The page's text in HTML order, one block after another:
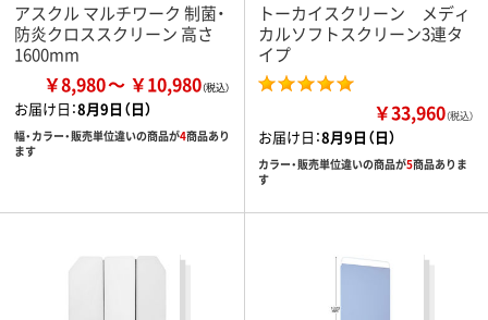
アスクル マルチワーク 制菌・
防炎クロススクリーン 高さ
1600mm
￥8,980 ￥10,980
お届け日：8月9日（日）
幅・カラー・販売単位違いの商品が4商品あり
ます
トーカイスクリーン メディ
カルソフトスクリーン3連タ
イプ
￥33,960（税込）
お届け日：8月9日（日）
カラー・販売単位違いの商品が5商品ありま
す